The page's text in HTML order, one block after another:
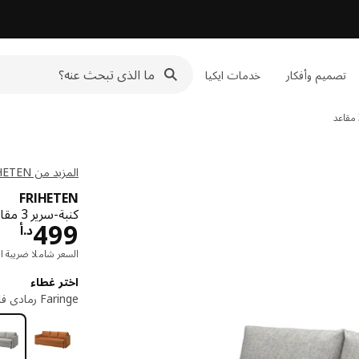
تصميم وأفكار خدمات ايكيا
المزيد من FRIHETEN مجموعة
FRIHETEN
كنبة-سرير 3 مقاعد, Faringe رمادي فاتح
د.أ499
السعر شاملا ضريبة
اختر غطاء
Faringe رمادي فاتح